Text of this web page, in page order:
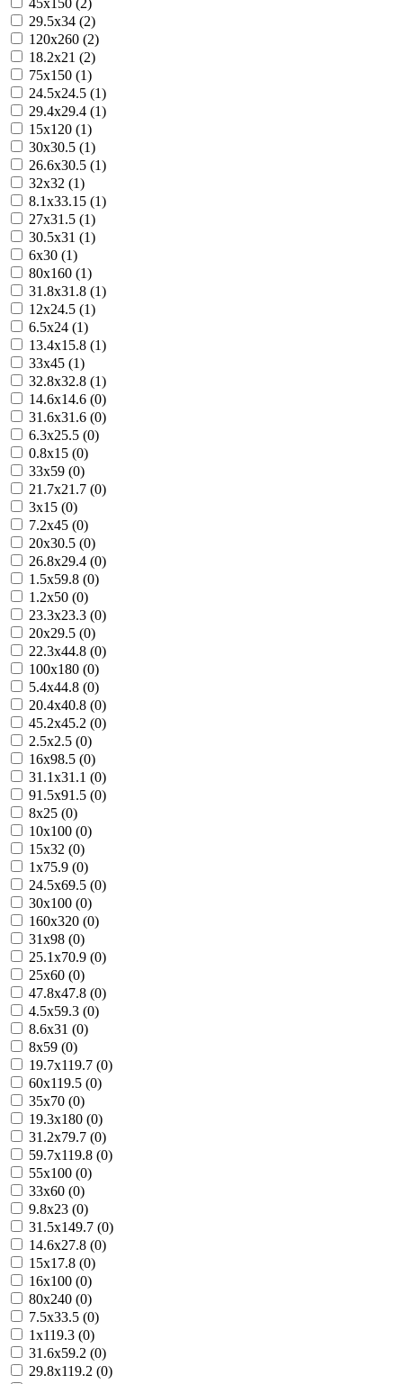
45x150 (2)
29.5x34 (2)
120x260 (2)
18.2x21 (2)
75x150 (1)
24.5x24.5 (1)
29.4x29.4 (1)
15x120 (1)
30x30.5 (1)
26.6x30.5 (1)
32x32 (1)
8.1x33.15 (1)
27x31.5 (1)
30.5x31 (1)
6x30 (1)
80x160 (1)
31.8x31.8 (1)
12x24.5 (1)
6.5x24 (1)
13.4x15.8 (1)
33x45 (1)
32.8x32.8 (1)
14.6x14.6 (0)
31.6x31.6 (0)
6.3x25.5 (0)
0.8x15 (0)
33x59 (0)
21.7x21.7 (0)
3x15 (0)
7.2x45 (0)
20x30.5 (0)
26.8x29.4 (0)
1.5x59.8 (0)
1.2x50 (0)
23.3x23.3 (0)
20x29.5 (0)
22.3x44.8 (0)
100x180 (0)
5.4x44.8 (0)
20.4x40.8 (0)
45.2x45.2 (0)
2.5x2.5 (0)
16x98.5 (0)
31.1x31.1 (0)
91.5x91.5 (0)
8x25 (0)
10x100 (0)
15x32 (0)
1x75.9 (0)
24.5x69.5 (0)
30x100 (0)
160x320 (0)
31x98 (0)
25.1x70.9 (0)
25x60 (0)
47.8x47.8 (0)
4.5x59.3 (0)
8.6x31 (0)
8x59 (0)
19.7x119.7 (0)
60x119.5 (0)
35x70 (0)
19.3x180 (0)
31.2x79.7 (0)
59.7x119.8 (0)
55x100 (0)
33x60 (0)
9.8x23 (0)
31.5x149.7 (0)
14.6x27.8 (0)
15x17.8 (0)
16x100 (0)
80x240 (0)
7.5x33.5 (0)
1x119.3 (0)
31.6x59.2 (0)
29.8x119.2 (0)